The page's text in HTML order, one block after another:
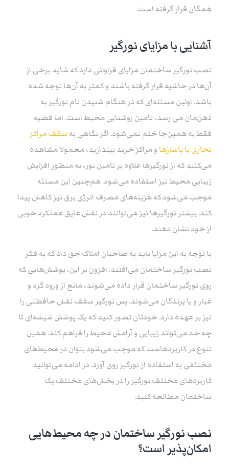
همگان قرار گرفته است.
آشنایی با مزایای نورگیر
نصب نورگیر ساختمان مزایای فراوانی دارد که شاید برخی از
آن‌ها در حاشیه قرار گرفته باشند و کمتر به آن‌ها توجه شده
باشد. اولین مسئله‌ای که در هنگام شنیدن نام نورگیر به
ذهن‌مان می‌ رسد، تامین روشنایی محیط است. اما قضیه
فقط به همین‌جا ختم نمی‌شود. اگر نگاهی به سقف مراکز
تجاری یا پاساژ‌ها و مراکز خرید بیندازید، معمولا مشاهده
می‌کنید که از نورگیرها علاوه بر تامین نور، به منظور افزایش
زیبایی محیط نیز استفاده می‌شود. هم‌چنین این مسئله
موجب می‌شود که هزینه‌های مصرف انرژی برق نیز کاهش پیدا
کند. بیشتر نورگیرها نیز می‌توانند در نقش عایق عملکرد خوبی
از خود نشان دهند.
با توجه به این مزایا باید به صاحبان املاک حق داد که به فکر
نصب نورگیر ساختمان می‌افتند. افزون بر این، پوشش‌هایی که
روی نورگیر ساختمان قرار داده می‌شوند، مانع از ورود گرد و
غبار و یا پرندگان می‌شوند. پس نورگیر سقف نقش حافظتی را
نیز بر عهده دارد. خودتان تصور کنید که یک پوشش شیشه‌ای تا
چه حد می‌تواند زیبایی و آرامش محیط را فراهم کند. همین
تنوع در کاربردهاست که موجب می‌شود بتوان در محیط‌های
مختلفی به استفاده از نورگیر روی آورد. در ادامه می‌توانید
کاربردهای مختلف نورگیر را در بخش‌های مختلف یک
ساختمان مطالعه کنید.
نصب نورگیر ساختمان در چه محیط‌هایی
امکان‌پذیر است؟